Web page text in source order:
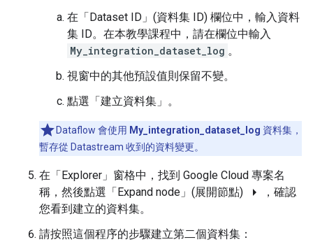
在「Dataset ID」 (資料集 ID) 欄位中，輸入資料
集 ID。在本教學課程中，請在欄位中輸入
My_integration_dataset_log 。
視窗中的其他預設值則保留不變。
點選「建立資料集」 。
Dataflow 會使用 My_integration_dataset_log 資料集，
暫存從 Datastream 收到的資料變更。
在「Explorer」 窗格中，找到 Google Cloud 專案名
稱，然後點選「Expand node」(展開節點)
arrow_right
，確認
您看到建立的資料集。
請按照這個程序的步驟建立第二個資料集：